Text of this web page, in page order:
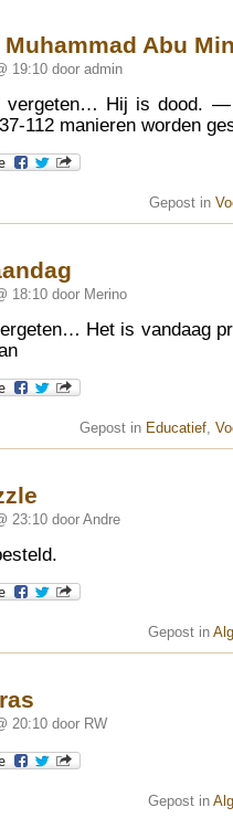
Muhammad Abu
19:10 door admin
vergeten… Hij is
112 manieren worden
Gepost in
18:10 door Merino
Het is vandaag
Gepost in Educatief,
23:10 door Andre
Gepost in
20:10 door RW
Gepost in